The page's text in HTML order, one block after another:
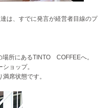
は、すでに発言が経営者目線のプ
所にあるTINTO COFFEEへ。
ョップ。
席状態です。